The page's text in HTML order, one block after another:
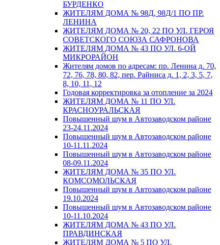
БУРДЕНКО
ЖИТЕЛЯМ ДОМА № 98Д, 98Д/1 ПО ПР.
ЛЕНИНА
ЖИТЕЛЯМ ДОМА № 20, 22 ПО УЛ. ГЕРОЯ
СОВЕТСКОГО СОЮЗА САФРОНОВА
ЖИТЕЛЯМ ДОМА № 43 ПО УЛ. 6-ОЙ
МИКРОРАЙОН
Жителям домов по адресам: пр. Ленина д. 70,
72, 76, 78, 80, 82, пер. Райниса д. 1, 2, 3, 5, 7,
8, 10, 11, 12
Годовая корректировка за отопление за 2024
ЖИТЕЛЯМ ДОМА № 11 ПО УЛ.
КРАСНОУРАЛЬСКАЯ
Повышенный шум в Автозаводском районе
23-24.11.2024
Повышенный шум в Автозаводском районе
10-11.11.2024
Повышенный шум в Автозаводском районе
08-09.11.2024
ЖИТЕЛЯМ ДОМА № 35 ПО УЛ.
КОМСОМОЛЬСКАЯ
Повышенный шум в Автозаводском районе
19.10.2024
Повышенный шум в Автозаводском районе
10-11.10.2024
ЖИТЕЛЯМ ДОМА № 43 ПО УЛ.
ПРАВДИНСКАЯ
ЖИТЕЛЯМ ДОМА № 5 ПО УЛ.